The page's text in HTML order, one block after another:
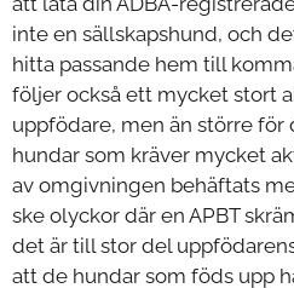
inte en sällskapshund, och
hitta passande hem till
följer också ett mycket stort
uppfödare, men än större för
hundar som kräver mycket
av omgivningen behäftats
ske olyckor där en APBT
det är till stor del
att de hundar som föds upp